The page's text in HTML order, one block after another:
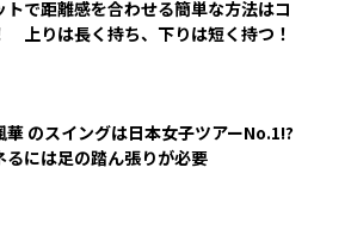
トで距離感を合わせる簡単な方法はコ
上りは長く持ち、下りは短く持つ！
華 のスイングは日本女子ツアーNo.1!?
るには足の踏ん張りが必要